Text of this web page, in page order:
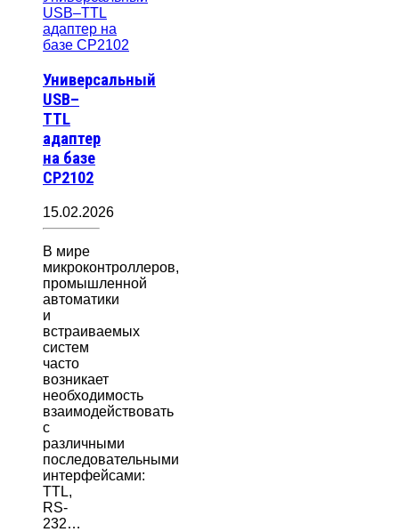
Универсальный
USB–
TTL
адаптер
на базе
CP2102
15.02.2026
В мире
микроконтроллеров,
промышленной
автоматики
и
встраиваемых
систем
часто
возникает
необходимость
взаимодействовать
с
различными
последовательными
интерфейсами:
TTL,
RS-
232…